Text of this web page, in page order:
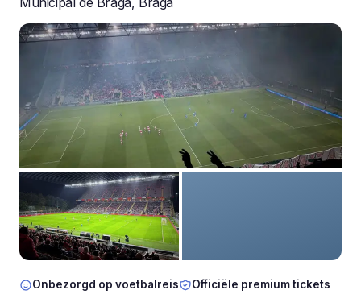
Onbezorgd op voetbalreis
Officiële premium tickets